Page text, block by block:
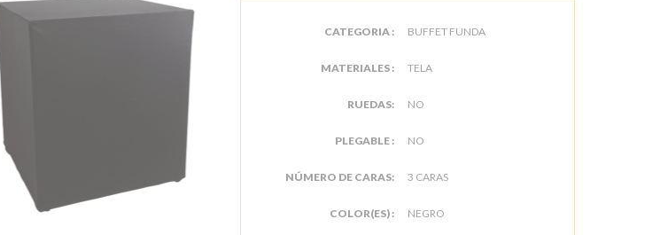
CATEGORIA : BUFFET FUNDA
MATERIALES : TELA
RUEDAS: NO
PLEGABLE : NO
NÚMERO DE CARAS: 3 CARAS
COLOR(ES) : NEGRO